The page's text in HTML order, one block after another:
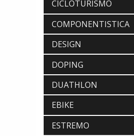
CICLOTURISMO
COMPONENTISTICA
DESIGN
DOPING
DUATHLON
EBIKE
ESTREMO